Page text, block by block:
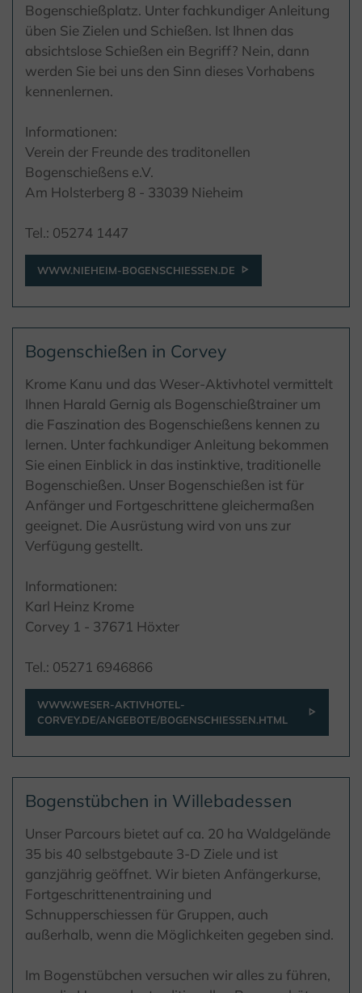
Bogenschießplatz. Unter fachkundiger Anleitung
üben Sie Zielen und Schießen. Ist Ihnen das
absichtslose Schießen ein Begriff? Nein, dann
werden Sie bei uns den Sinn dieses Vorhabens
kennenlernen.
Informationen:
Verein der Freunde des traditonellen
Bogenschießens e.V.
Am Holsterberg 8 - 33039 Nieheim
Tel.: 05274 1447
WWW.NIEHEIM-BOGENSCHIESSEN.DE
Bogenschießen in Corvey
Krome Kanu und das Weser-Aktivhotel vermittelt
Ihnen Harald Gernig als Bogenschießtrainer um
die Faszination des Bogenschießens kennen zu
lernen. Unter fachkundiger Anleitung bekommen
Sie einen Einblick in das instinktive, traditionelle
Bogenschießen. Unser Bogenschießen ist für
Anfänger und Fortgeschrittene gleichermaßen
geeignet. Die Ausrüstung wird von uns zur
Verfügung gestellt.
Informationen:
Karl Heinz Krome
Corvey 1 - 37671 Höxter
Tel.: 05271 6946866
WWW.WESER-AKTIVHOTEL-
CORVEY.DE/ANGEBOTE/BOGENSCHIESSEN.HTML
Bogenstübchen in Willebadessen
Unser Parcours bietet auf ca. 20 ha Waldgelände
35 bis 40 selbstgebaute 3-D Ziele und ist
ganzjährig geöffnet. Wir bieten Anfängerkurse,
Fortgeschrittenentraining und
Schnupperschiessen für Gruppen, auch
außerhalb, wenn die Möglichkeiten gegeben sind.
Im Bogenstübchen versuchen wir alles zu führen,